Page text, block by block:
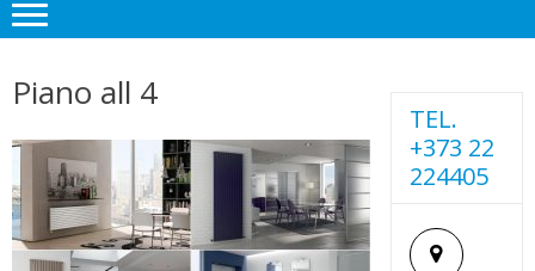
Piano all 4
TEL.
+373 22
224405